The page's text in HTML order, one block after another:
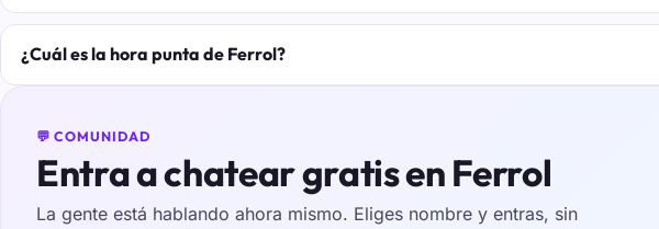
¿Cuál es la hora punta de Ferrol?
💬 COMUNIDAD
Entra a chatear gratis en Ferrol
La gente está hablando ahora mismo. Eliges nombre y entras, sin